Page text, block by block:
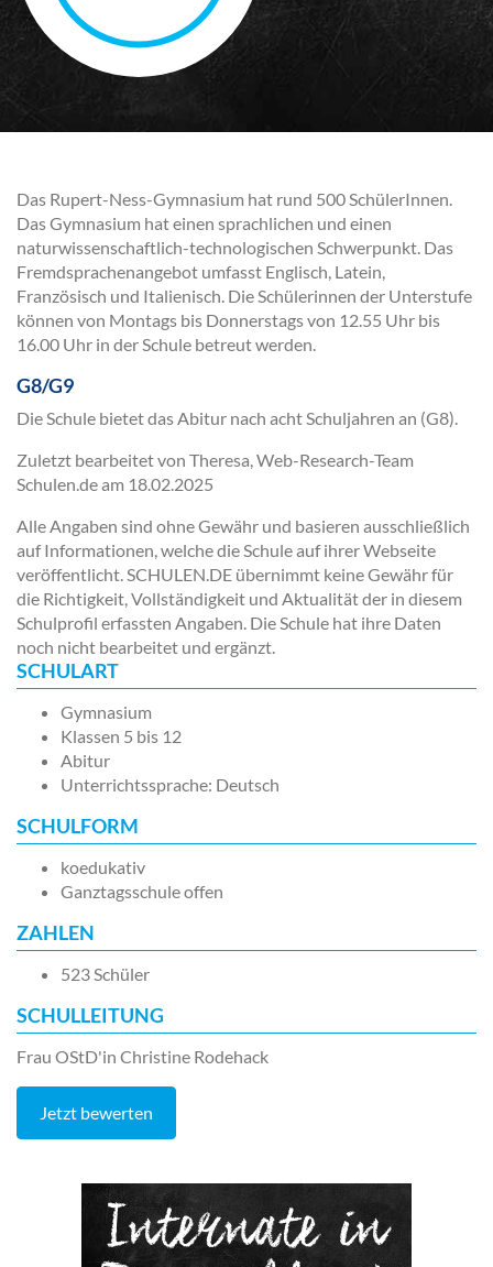
Das Rupert-Ness-Gymnasium hat rund 500 SchülerInnen.
Das Gymnasium hat einen sprachlichen und einen
naturwissenschaftlich-technologischen Schwerpunkt. Das
Fremdsprachenangebot umfasst Englisch, Latein,
Französisch und Italienisch. Die Schülerinnen der Unterstufe
können von Montags bis Donnerstags von 12.55 Uhr bis
16.00 Uhr in der Schule betreut werden.
G8/G9
Die Schule bietet das Abitur nach acht Schuljahren an (G8).
Zuletzt bearbeitet von Theresa, Web-Research-Team
Schulen.de am 18.02.2025
Alle Angaben sind ohne Gewähr und basieren ausschließlich
auf Informationen, welche die Schule auf ihrer Webseite
veröffentlicht. SCHULEN.DE übernimmt keine Gewähr für
die Richtigkeit, Vollständigkeit und Aktualität der in diesem
Schulprofil erfassten Angaben. Die Schule hat ihre Daten
noch nicht bearbeitet und ergänzt.
SCHULART
Gymnasium
Klassen 5 bis 12
Abitur
Unterrichtssprache: Deutsch
SCHULFORM
koedukativ
Ganztagsschule offen
ZAHLEN
523 Schüler
SCHULLEITUNG
Frau OStD'in Christine Rodehack
Jetzt bewerten